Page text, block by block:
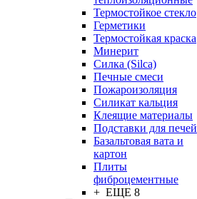
Термостойкое стекло
Герметики
Термостойкая краска
Минерит
Силка (Silca)
Печные смеси
Пожароизоляция
Силикат кальция
Клеящие материалы
Подставки для печей
Базальтовая вата и
картон
Плиты
фиброцементные
+ ЕЩЕ 8